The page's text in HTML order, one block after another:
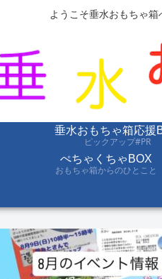
ようこそ垂水おもちゃ
垂水おもちゃ箱応援
ピックアップ#PR
ぺちゃくちゃBOX
おもちゃ箱からのひとこと